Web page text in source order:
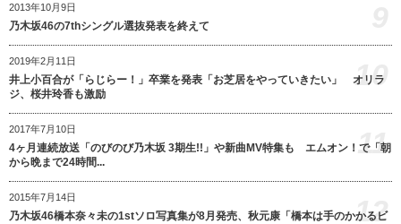
2013年10月9日
乃木坂46の7thシングル選抜発表を終えて
2019年2月11日
井上小百合が「らじらー！」卒業を発表「お芝居をやっていきたい」 オリラ
ジ、桜井玲香も激励
10
2017年7月10日
4ヶ月連続放送「のびのび乃木坂 3期生!!」や新曲MV特集も エムオン！で「朝
から晩まで24時間...
11
2015年7月14日
乃木坂46橋本奈々未の1stソロ写真集が8月発売、秋元康「橋本は手のかかるビ
12